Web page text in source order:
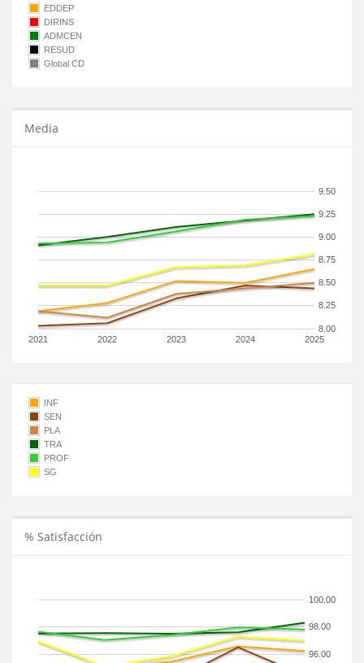
EDDEP
DIRINS
ADMCEN
RESUD
Global CD
Media
2021 2022 2023 2024 2025
8.00
8.25
8.50
8.75
9.00
9.25
9.50
INF
SEN
PLA
TRA
PROF
SG
% Satisfacción
96.00
98.00
100.00